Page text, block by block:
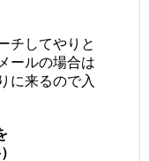
チしてやりと
ールの場合は
に来るので入